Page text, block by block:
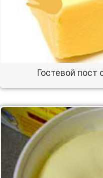
Гостевой пост